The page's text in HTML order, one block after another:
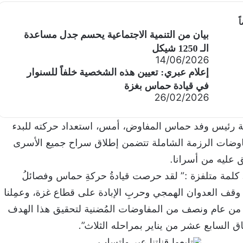
بيان من التنمية الاجتماعية يحسم جدل مساعدة
الـ 1250 شيكل
14/06/2026
إعلام عبري: تعيين هذه الشخصية خلفاً للسنوار
في قيادة حماس بغزة
26/02/2026
رئيس وفد حماس المفاوض، أمس، استعداد حركته للبدء
الرزمة الشاملة تتضمن إطلاق سراح جميع الأسرى
عليه من أسرانا.
كلمة متلفزة :” لقد حرصت قيادةُ حركةِ حماس وفصائلُ
وقف العدوان الهمجي وحربِ الإبادة على قطاع غزة، وعمِلنا
عام ونصف من المفاوضات المُضنية لتحقيق هذا الهدف
السابع عشر من يناير بمراحله الثلاث”.